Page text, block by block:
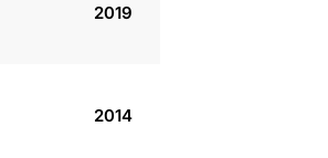
2019
2014